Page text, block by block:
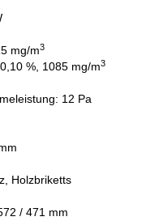
mg/m3
%, 1085 mg/m3
12 Pa
Holzbriketts
/ 471 mm